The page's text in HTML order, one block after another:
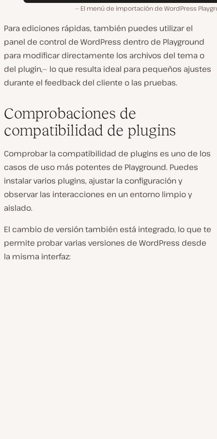
El menú de importación de WordPress
Para ediciones rápidas, también puedes utilizar el
panel de control de WordPress dentro de Playground
para modificar directamente los archivos del tema o
del plugin,— lo que resulta ideal para pequeños ajustes
durante el feedback del cliente o las pruebas.
Comprobaciones de
compatibilidad de plugins
Comprobar la compatibilidad de plugins es uno de los
casos de uso más potentes de Playground. Puedes
instalar varios plugins, ajustar la configuración y
observar las interacciones en un entorno limpio y
aislado.
El cambio de versión también está integrado, lo que te
permite probar varias versiones de WordPress desde
la misma interfaz: